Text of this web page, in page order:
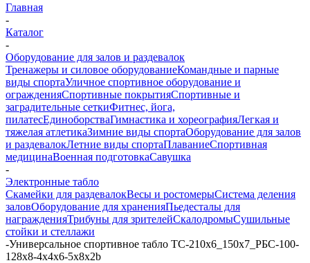
Главная
-
Каталог
-
Оборудование для залов и раздевалок
Тренажеры и силовое оборудованиеКомандные и парные
виды спортаУличное спортивное оборудование и
огражденияСпортивные покрытияСпортивные и
заградительные сеткиФитнес, йога,
пилатесЕдиноборстваГимнастика и хореографияЛегкая и
тяжелая атлетикаЗимние виды спортаОборудование для залов
и раздевалокЛетние виды спортаПлаваниеСпортивная
медицинаВоенная подготовкаСавушка
-
Электронные табло
Скамейки для раздевалокВесы и ростомерыСистема деления
заловОборудование для храненияПьедесталы для
награжденияТрибуны для зрителейСкалодромыСушильные
стойки и стеллажи
-Универсальное спортивное табло ТС-210х6_150х7_РБС-100-
128х8-4х4х6-5х8х2b